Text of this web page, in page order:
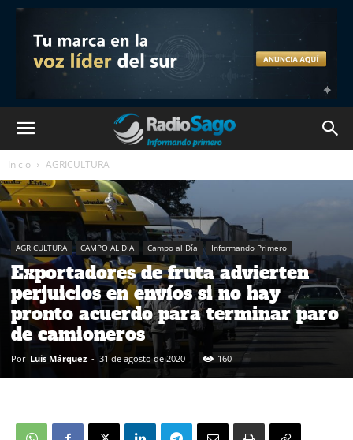
Inicio AGRICULTURA
AGRICULTURA CAMPO AL DIA Campo al Día Informando Primero
Exportadores de fruta advierten
perjuicios en envíos si no hay
pronto acuerdo para terminar paro
de camioneros
Por Luis Márquez - 31 de agosto de 2020 160